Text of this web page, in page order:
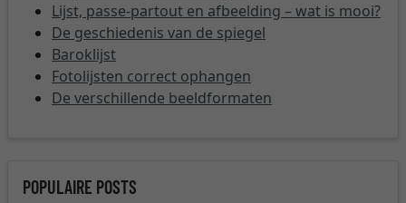
Lijst, passe-partout en afbeelding – wat is mooi?
De geschiedenis van de spiegel
Baroklijst
Fotolijsten correct ophangen
De verschillende beeldformaten
POPULAIRE POSTS